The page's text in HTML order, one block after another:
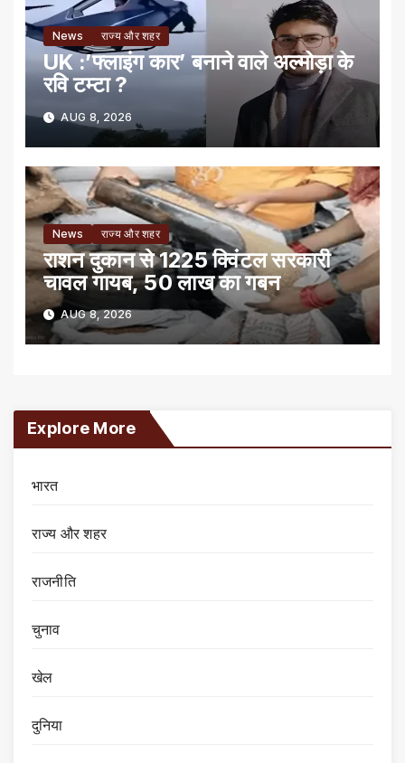
News राज्य और शहर
UK :’फ्लाइंग कार’ बनाने वाले अल्मोड़ा के
रवि टम्टा ?
AUG 8, 2026
News राज्य और शहर
राशन दुकान से 1225 क्विंटल सरकारी
चावल गायब, 50 लाख का गबन
AUG 8, 2026
Explore More
भारत
राज्य और शहर
राजनीति
चुनाव
खेल
दुनिया